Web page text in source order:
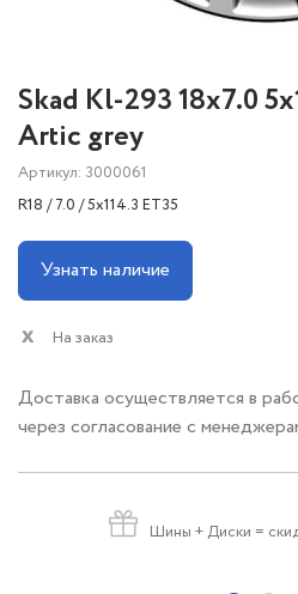
Skad Kl-293 18x7.0
Artic grey
Артикул: 3000061
R18 / 7.0 / 5x114.3 ET35
Узнать наличие
На заказ
Доставка осуществляется в
через согласование с
Шины + Диски =